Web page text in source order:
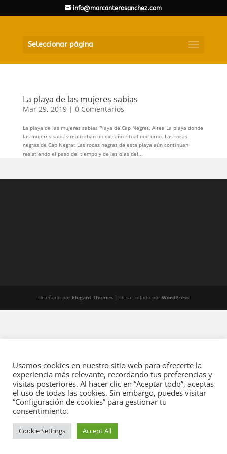
info@marcanterosanchez.com
Seleccionar página
La playa de las mujeres sabias
Mar 29, 2019| 0 Comentarios
La playa de las mujeres sabias Playa de Cap Negret, Altea La playa donde
las mujeres sabias realizaban un extraño ritual nocturno. Las rocas
negras de Cap Negret Las rocas negras de esta playa aún continúan
resistiendo el paso del tiempo y de las olas del...
Diseñado por Elegant Themes| Desarrollado por WordPress
Usamos cookies en nuestro sitio web para ofrecerte la
experiencia más relevante, recordando tus preferencias y
visitas posteriores. Al hacer clic en “Aceptar todo”, aceptas
el uso de todas las cookies. Sin embargo, puedes visitar
“Configuración de cookies” para gestionar tu
consentimiento.
Cookie Settings Accept All